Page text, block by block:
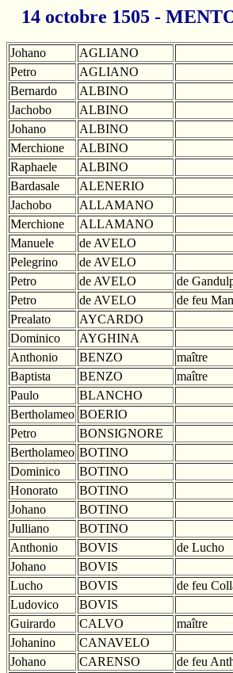
14 octobre 1505 -
Johano AGLIANO
Petro
AGLIANO
Bernardo
ALBINO
Jachobo
ALBINO
Johano
ALBINO
Merchione
ALBINO
Raphaele
ALBINO
Bardasale
ALENERIO
Jachobo
ALLAMANO
Merchione
ALLAMANO
Manuele
de AVELO
Pelegrino
de AVELO
Petro
de AVELO de
Petro
de AVELO de feu
Prealato
AYCARDO
Dominico
AYGHINA
Anthonio
BENZO maître
Baptista
BENZO maître
Paulo
BLANCHO
Bertholameo BOERIO
Petro
BONSIGNORE
Bertholameo BOTINO
Dominico
BOTINO
Honorato
BOTINO
Johano
BOTINO
Julliano
BOTINO
Anthonio
BOVIS de Lucho
Johano
BOVIS
Lucho
BOVIS de feu
Ludovico
BOVIS
Guirardo
CALVO maître
Johanino
CANAVELO
Johano
CARENSO de feu